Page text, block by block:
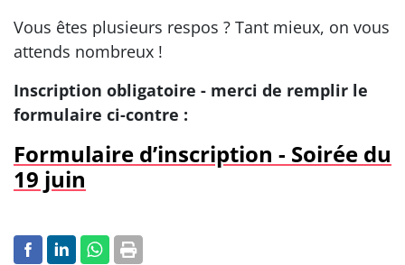
Vous êtes plusieurs respos ? Tant mieux, on vous
attends nombreux !
Inscription obligatoire - merci de remplir le
formulaire ci-contre :
Formulaire d’inscription - Soirée du
19 juin